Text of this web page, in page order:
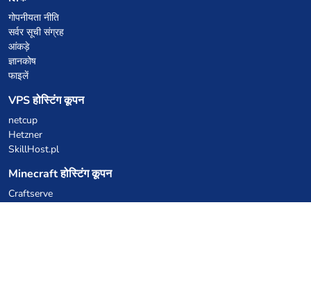
गोपनीयता नीति
सर्वर सूची संग्रह
आंकड़े
ज्ञानकोष
फाइलें
VPS होस्टिंग कूपन
netcup
Hetzner
SkillHost.pl
Minecraft होस्टिंग कूपन
Craftserve